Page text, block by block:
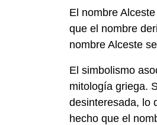
El nombre
que el nombre
nombre Alceste
El simbolismo
mitología griega.
desinteresada, lo
hecho que el